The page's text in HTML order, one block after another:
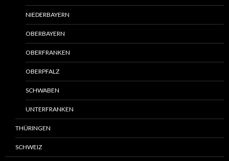
NIEDERBAYERN
OBERBAYERN
OBERFRANKEN
OBERPFALZ
SCHWABEN
UNTERFRANKEN
THÜRINGEN
SCHWEIZ